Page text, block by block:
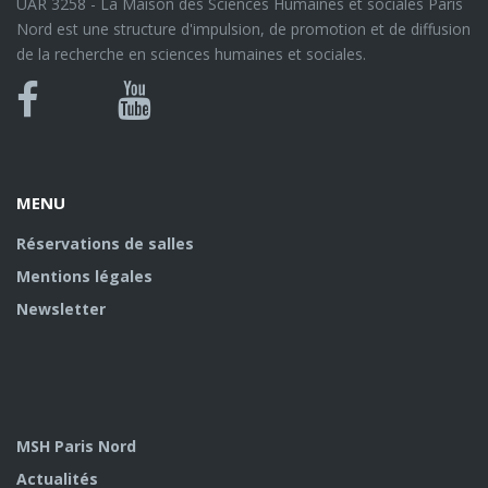
UAR 3258 - La Maison des Sciences Humaines et sociales Paris
Nord est une structure d'impulsion, de promotion et de diffusion
de la recherche en sciences humaines et sociales.
Bluesky
Canal
MENU
Réservations de salles
Mentions légales
Newsletter
MSH Paris Nord
Actualités